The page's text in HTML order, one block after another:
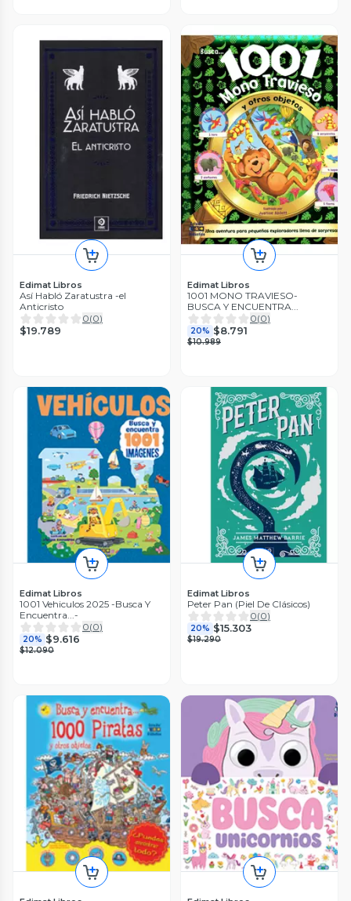
Edimat Libros
Así Habló Zaratustra -el
Anticristo
0(0)
$19.789
Edimat Libros
1001 MONO TRAVIESO-
BUSCA Y ENCUENTRA...
0(0)
20% $8.791
$10.989
Edimat Libros
1001 Vehiculos 2025 -Busca Y
Encuentra...-
0(0)
20% $9.616
$12.090
Edimat Libros
Peter Pan (Piel De Clásicos)
0(0)
20% $15.303
$19.290